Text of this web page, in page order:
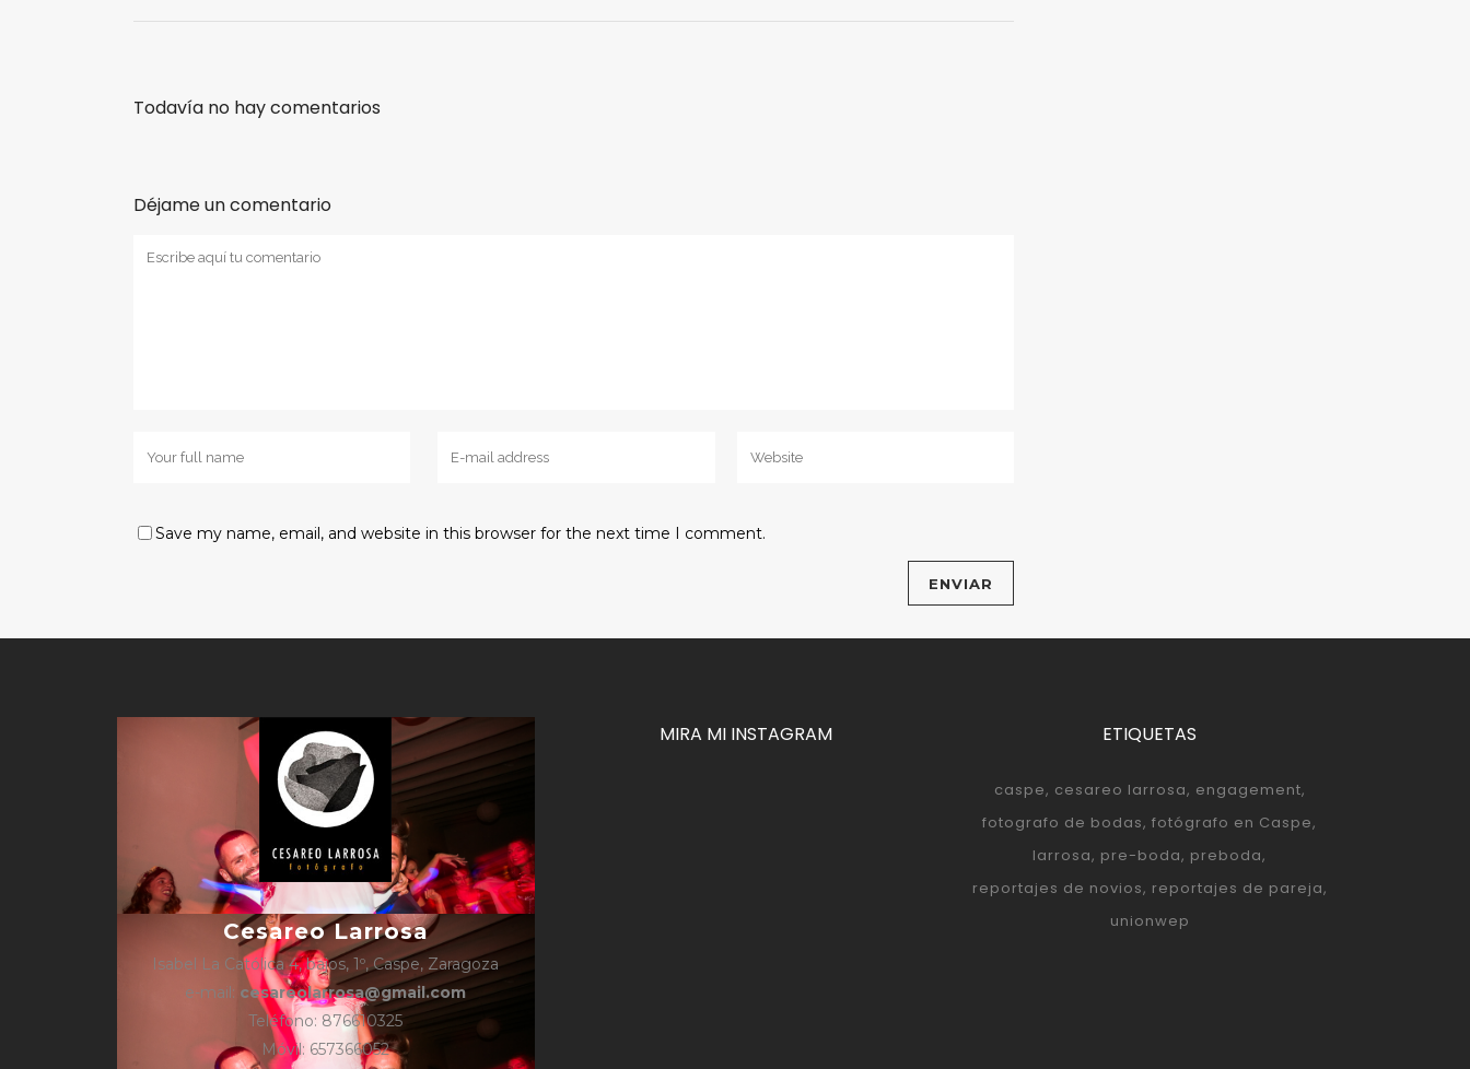
Todavía no hay comentarios
Déjame un comentario
Save my name, email, and website in this browser for the next time I comment.
Cesareo Larrosa
Isabel La Católica 4, bajos, 1º, Caspe, Zaragoza
e-mail: cesareolarrosa@gmail.com
Teléfono: 876610325
Móvil: 657366052
MIRA MI INSTAGRAM ETIQUETAS
caspe cesareo larrosa engagement
fotografo de bodas fotógrafo en Caspe
larrosa pre-boda preboda
reportajes de novios reportajes de pareja
unionwep